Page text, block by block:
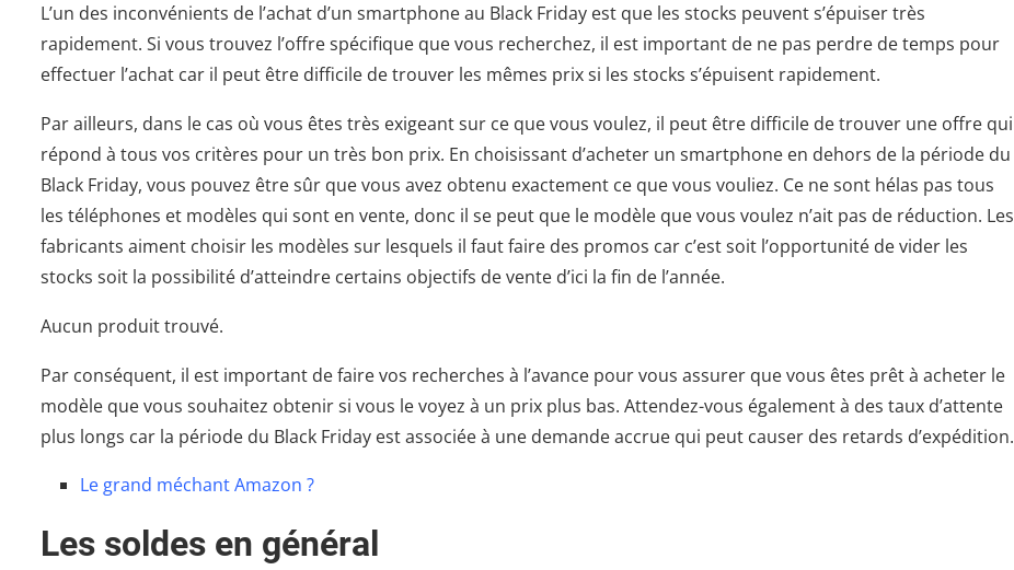
L’un des inconvénients de l’achat d’un smartphone au Black Friday est que les stocks peuvent s’épuiser très
rapidement. Si vous trouvez l’offre spécifique que vous recherchez, il est important de ne pas perdre de temps pour
effectuer l’achat car il peut être difficile de trouver les mêmes prix si les stocks s’épuisent rapidement.
Par ailleurs, dans le cas où vous êtes très exigeant sur ce que vous voulez, il peut être difficile de trouver une offre qui
répond à tous vos critères pour un très bon prix. En choisissant d’acheter un smartphone en dehors de la période du
Black Friday, vous pouvez être sûr que vous avez obtenu exactement ce que vous vouliez. Ce ne sont hélas pas tous
les téléphones et modèles qui sont en vente, donc il se peut que le modèle que vous voulez n’ait pas de réduction. Les
fabricants aiment choisir les modèles sur lesquels il faut faire des promos car c’est soit l’opportunité de vider les
stocks soit la possibilité d’atteindre certains objectifs de vente d’ici la fin de l’année.
Aucun produit trouvé.
Par conséquent, il est important de faire vos recherches à l’avance pour vous assurer que vous êtes prêt à acheter le
modèle que vous souhaitez obtenir si vous le voyez à un prix plus bas. Attendez-vous également à des taux d’attente
plus longs car la période du Black Friday est associée à une demande accrue qui peut causer des retards d’expédition.
Le grand méchant Amazon ?
Les soldes en général